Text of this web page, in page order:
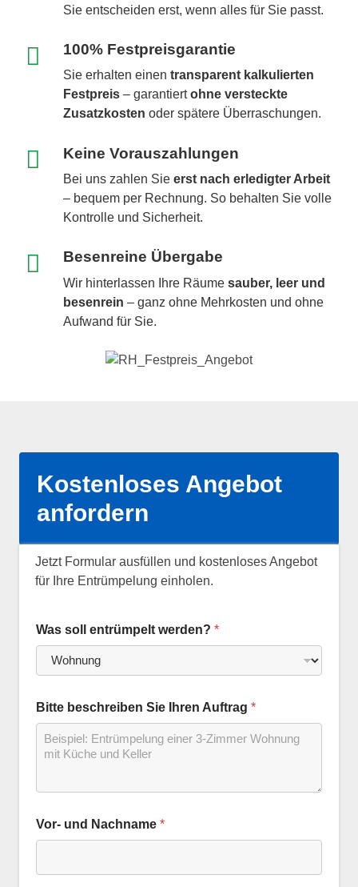
Sie entscheiden erst, wenn alles für Sie passt.
100% Festpreisgarantie
Sie erhalten einentransparent kalkulierten
Festpreis – garantiertohne versteckte
Zusatzkosten oder spätere Überraschungen.
Keine Vorauszahlungen
Bei uns zahlen Sieerst nach erledigter Arbeit
– bequem per Rechnung. So behalten Sie volle
Kontrolle und Sicherheit.
Besenreine Übergabe
Wir hinterlassen Ihre Räumesauber, leer und
besenrein – ganz ohne Mehrkosten und ohne
Aufwand für Sie.
Kostenloses Angebot
anfordern
Jetzt Formular ausfüllen und kostenloses Angebot
für Ihre Entrümpelung einholen.
Was soll entrümpelt werden? *
Bitte beschreiben Sie Ihren Auftrag *
Vor- und Nachname *